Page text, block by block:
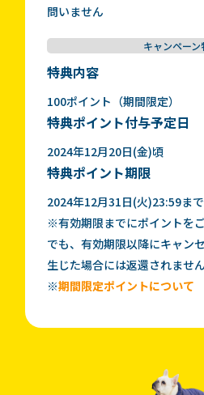
問いません
キャンペーン
特典内容
100ポイント（期間限定）
特典ポイント付与予定日
2024年12月20日(金)頃
特典ポイント期限
2024年12月31日(火)23:59まで
※有効期限までにポイントを
でも、有効期限以降にキャン
生じた場合には返還されません
※期間限定ポイントについて